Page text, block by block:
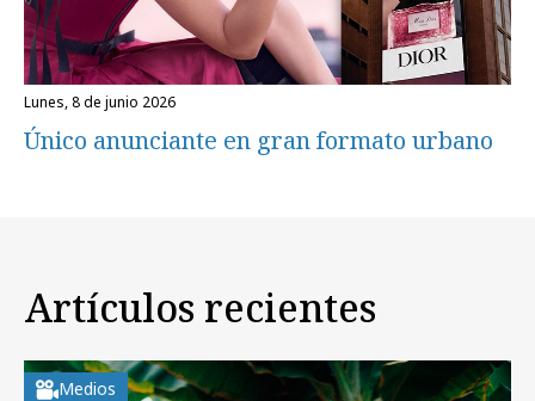
lunes, 8 de junio 2026
Único anunciante en gran formato urbano
Artículos recientes
Medios